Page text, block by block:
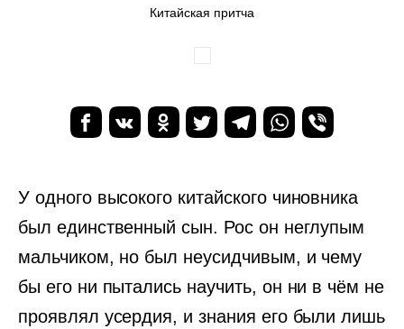
Китайская притча
У одного высокого китайского чиновника
был единственный сын. Рос он неглупым
мальчиком, но был неусидчивым, и чему
бы его ни пытались научить, он ни в чём не
проявлял усердия, и знания его были лишь